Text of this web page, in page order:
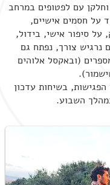
עם לפטופים במרחב
על חסמים אישיים,
על סיפור אישי, בידול,
נרגיש צורך, נפתח גם
(ובאקסל אלוהים
בשיחות עדכון
השבוע.